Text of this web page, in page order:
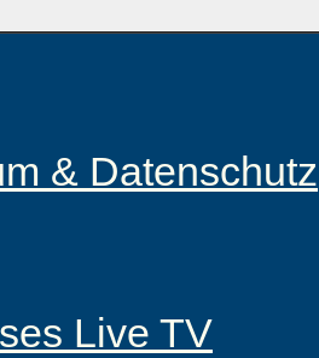
& Datenschutz
Live TV